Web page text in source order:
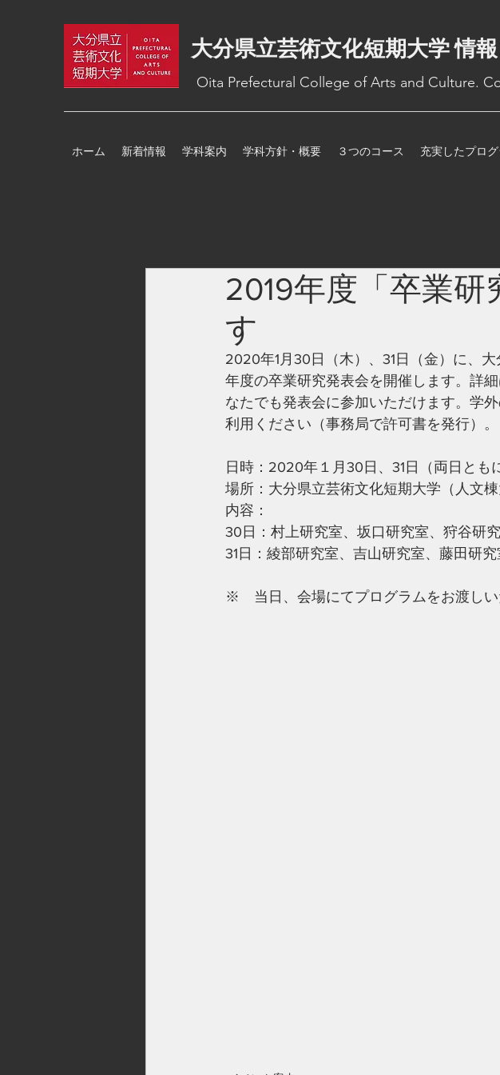
大分県立芸術文化短期大学 情
Oita Prefectural College of Arts and Culture.
ホーム 新着情報 学科案内 学科方針・概要 ３つのコース 充実したプロ
2019年度「卒業研
す
2020年1月30日（木）、31日（金）に、
年度の卒業研究発表会を開催します。詳
なたでも発表会に参加いただけます。学
利用ください（事務局で許可書を発行）。
日時：2020年１月30日、31日（両日とも
場所：大分県立芸術文化短期大学（人文棟
内容：
30日：村上研究室、坂口研究室、狩谷研
31日：綾部研究室、吉山研究室、藤田研
※　当日、会場にてプログラムをお渡しい